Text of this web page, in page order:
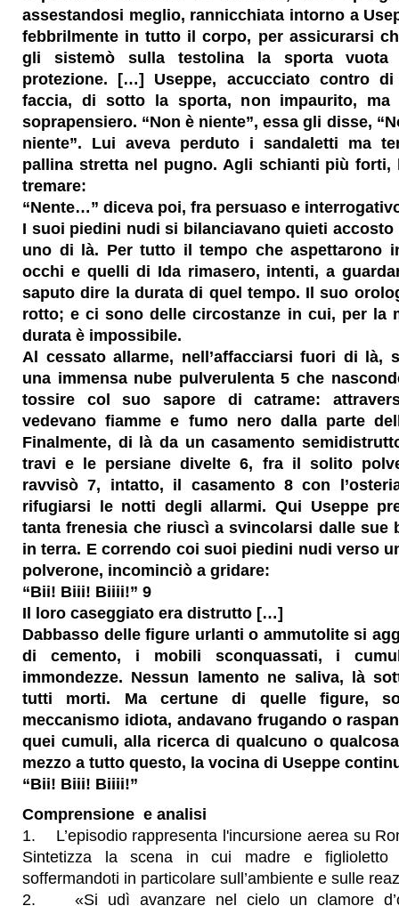
assestandosi meglio, rannicchiata intorno a
febbrilmente in tutto il corpo, per assicurarsi
gli sistemò sulla testolina la sporta
protezione. […] Useppe, accucciato contro
faccia, di sotto la sporta, non impaurito, ma
soprapensiero. “Non è niente”, essa gli disse,
niente”. Lui aveva perduto i sandaletti ma
pallina stretta nel pugno. Agli schianti più forti,
tremare:
“Nente…” diceva poi, fra persuaso e
I suoi piedini nudi si bilanciavano quieti accosto
uno di là. Per tutto il tempo che aspettarono
occhi e quelli di Ida rimasero, intenti, a
saputo dire la durata di quel tempo. Il suo
rotto; e ci sono delle circostanze in cui, per la
durata è impossibile.
Al cessato allarme, nell’affacciarsi fuori di là,
una immensa nube pulverulenta 5 che
tossire col suo sapore di catrame:
vedevano fiamme e fumo nero dalla parte
Finalmente, di là da un casamento
travi e le persiane divelte 6, fra il solito
ravvisò 7, intatto, il casamento 8con
rifugiarsi le notti degli allarmi. Qui Useppe
tanta frenesia che riuscì a svincolarsi dalle sue
in terra. E correndo coi suoi piedini nudi verso
polverone, incominciò a gridare:
“Bii! Biii! Biiii!” 9
Il loro caseggiato era distrutto […]
Dabbasso delle figure urlanti o ammutolite si
di cemento, i mobili sconquassati, i
immondezze. Nessun lamento ne saliva, là
tutti morti. Ma certune di quelle figure,
meccanismo idiota, andavano frugando o
quei cumuli, alla ricerca di qualcuno o
mezzo a tutto questo, la vocina di Useppe
“Bii! Biii! Biiii!”
Comprensione e analisi
1. L’episodio rappresenta l'incursione aerea su
Sintetizza la scena in cui madre e figlioletto
soffermandoti in particolare sull’ambiente e sulle
2. «Si udì avanzare nel cielo un clamore